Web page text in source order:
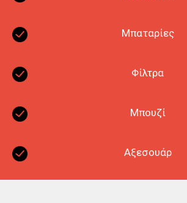
Μπαταρίες
Φίλτρα
Μπουζί
Αξεσουάρ